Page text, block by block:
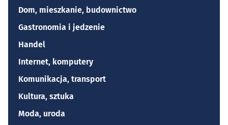
Dom, mieszkanie, budownictwo
Gastronomia i jedzenie
Handel
Internet, komputery
Komunikacja, transport
Kultura, sztuka
Moda, uroda